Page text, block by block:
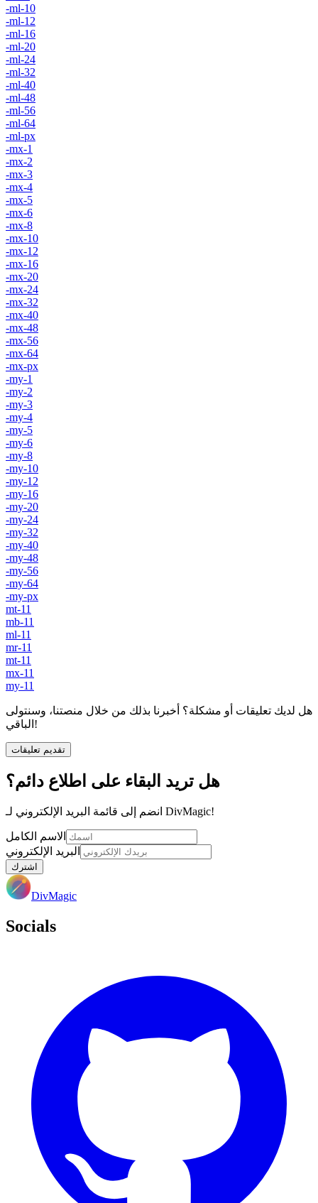
-ml-10
-ml-12
-ml-16
-ml-20
-ml-24
-ml-32
-ml-40
-ml-48
-ml-56
-ml-64
-ml-px
-mx-1
-mx-2
-mx-3
-mx-4
-mx-5
-mx-6
-mx-8
-mx-10
-mx-12
-mx-16
-mx-20
-mx-24
-mx-32
-mx-40
-mx-48
-mx-56
-mx-64
-mx-px
-my-1
-my-2
-my-3
-my-4
-my-5
-my-6
-my-8
-my-10
-my-12
-my-16
-my-20
-my-24
-my-32
-my-40
-my-48
-my-56
-my-64
-my-px
mt-11
mb-11
ml-11
mr-11
mt-11
mx-11
my-11
هل لديك تعليقات أو مشكلة؟ أخبرنا بذلك من خلال منصتنا، وسنتولى
الباقي!
تقديم تعليقات
هل تريد البقاء على اطلاع دائم؟
انضم إلى قائمة البريد الإلكتروني لـ DivMagic!
الاسم الكامل
البريد الإلكتروني
اشترك
DivMagic
Socials